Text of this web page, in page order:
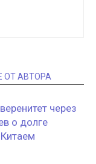
ОТ АВТОРА
через
о долге